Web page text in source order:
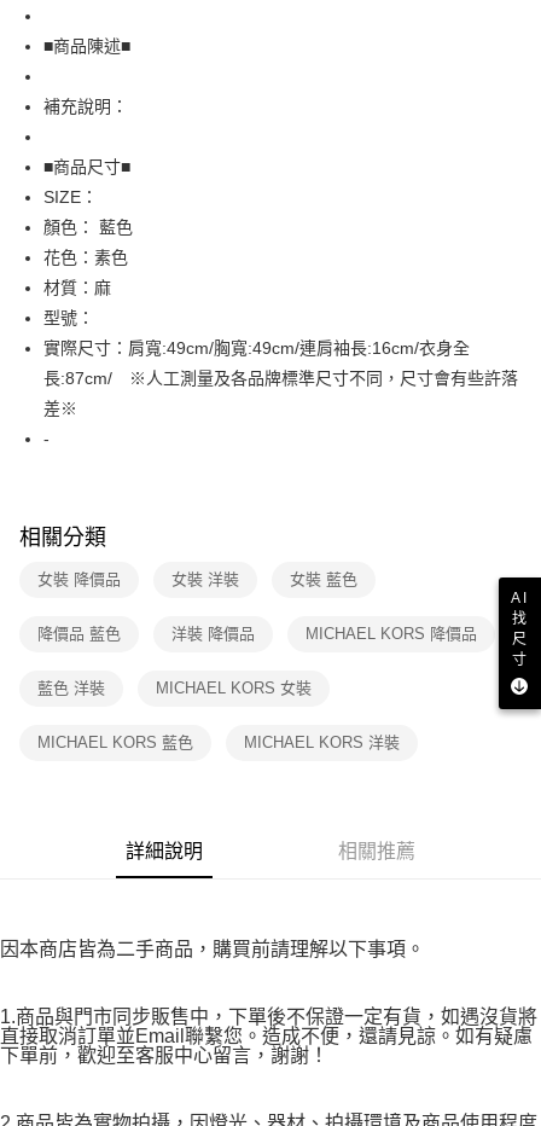
街口支付
全盈+PAY
AFTEE先享後付
相關說明
【關於「AFTEE先享後付」】
AFTEE先享後付是「在收到商品之後才付款」的支付方式。 讓您購物簡單
便利好安心！
１．簡單：不需註冊會員、不需綁卡、不需儲值。
３．安心：先確認商品／服務後，再付款。
【「AFTEE先享後付」結帳流程】
１．於結帳方式選擇「AFTEE先享後付」後，將跳轉至「AFTEE先享後付」
結帳頁面，進行簡訊認證並確認金額後，即可完成結帳。
後付繳納相關費用。
是否繳費成功／繳費後需取消欲退款等相關疑問，請聯繫「AFTEE先享後付
易，需依本服務之必要範圍內提供個人資料，並將交易相關給付款項請求債
２．關於個人資料處理事宜，請瀏覽以下網址：
４．使用「AFTEE先享後付」時，將依據個別帳號之用戶狀況，依本公司即
運送方式
全家取貨付款
免運費
免運費
7-11取貨付款
免運費
免運費
■商品陳述■
補充說明：
■商品尺寸■
SIZE：
顏色： 藍色
花色：素色
材質：麻
型號：
實際尺寸：肩寬:49cm/胸寬:49cm/連肩袖長:16cm/衣身全
長:87cm/ ※人工測量及各品牌標準尺寸不同，尺寸會有些許落
差※
-
相關分類
女裝 降價品 女裝 洋裝 女裝 藍色
降價品 藍色 洋裝 降價品 MICHAEL KORS 降價品
藍色 洋裝 MICHAEL KORS 女裝
MICHAEL KORS 藍色 MICHAEL KORS 洋裝
詳細說明 相關推薦
因本商店皆為二手商品，購買前請理解以下事項。
1.商品與門市同步販售中，下單後不保證一定有貨，如遇沒貨將
直接取消訂單並Email聯繫您。造成不便，還請見諒。如有疑慮
下單前，歡迎至客服中心留言，謝謝！
AI
找
尺
寸